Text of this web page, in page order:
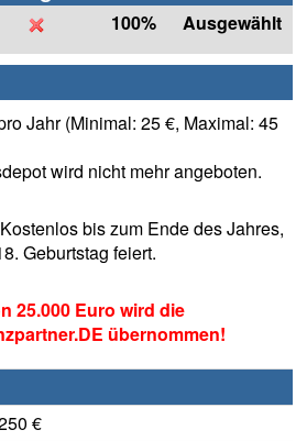
100% Ausgewählt
Jahr (Minimal: 25 €, Maximal: 45
wird nicht mehr angeboten.
bis zum Ende des Jahres,
Geburtstag feiert.
25.000 Euro wird die
übernommen!
€